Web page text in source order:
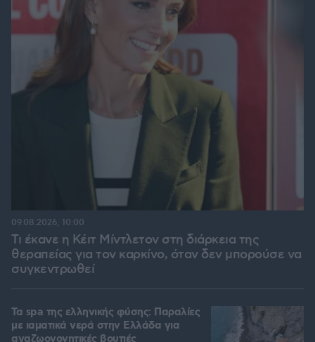
Τι έκανε η Κέιτ Μίντλετον στη διάρκεια της
θεραπείας για τον καρκίνο, όταν δεν μπορούσε να
συγκεντρωθεί
09.08.2026, 10:00
Τα spa της ελληνικής φύσης: Παραλίες
με ιαματικά νερά στην Ελλάδα για